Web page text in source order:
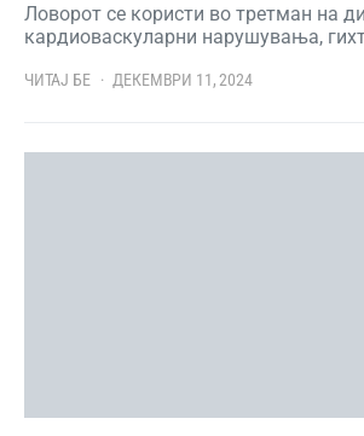
Ловорот се користи во третман на
кардиоваскуларни нарушувања,
ЧИТАЈ БЕ ДЕКЕМВРИ 11, 2024